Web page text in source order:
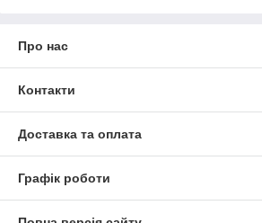
Про нас
Контакти
Доставка та оплата
Графік роботи